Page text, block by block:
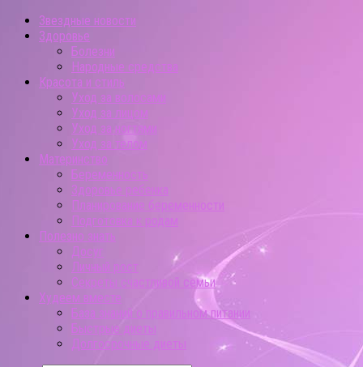
Звездные новости
Здоровье
Болезни
Народные средства
Красота и стиль
Уход за волосами
Уход за лицом
Уход за ногтями
Уход за телом
Материнство
Беременность
Здоровье ребенка
Планирование беременности
Подготовка к родам
Полезно знать
Досуг
Личный рост
Секреты счастливой семьи
Худеем вместе
База знаний о правильном питании
Быстрые диеты
Долгосрочные диеты